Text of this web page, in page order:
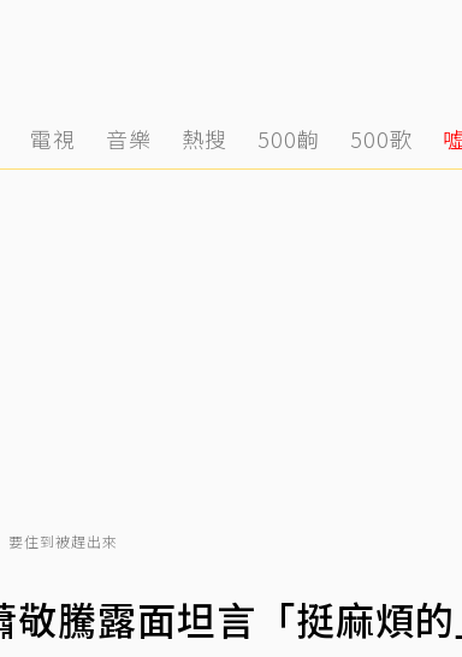
電視 音樂 熱搜 500齣 500歌
要住到被趕出來
騰露面坦言「挺麻煩